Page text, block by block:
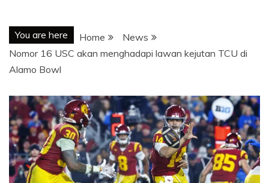
You are here Home
News
Nomor 16 USC akan menghadapi lawan kejutan TCU di
Alamo Bowl